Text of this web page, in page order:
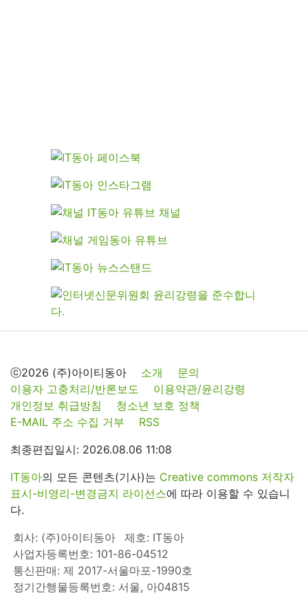
ⓒ2026 (주)아이티동아 소개
문의
이용자 고충처리/반론보도
이용약관/윤리강령
개인정보 취급방침
청소년 보호 정책
E-MAIL 주소 수집 거부
RSS
최종편집일시: 2026.08.06 11:08
IT동아의 모든 콘텐츠(기사)는 Creative commons 저작자
표시-비영리-변경금지 라이선스에 따라 이용할 수 있습니
다.
회사: (주)아이티동아
제호: IT동아
사업자등록번호: 101-86-04512
통신판매: 제 2017-서울마포-1990호
정기간행물등록번호: 서울, 아04815